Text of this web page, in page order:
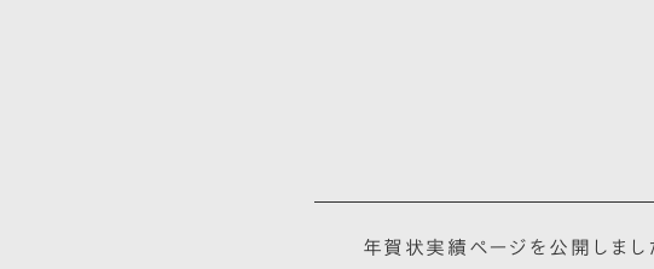
年賀状実績ページを公開しまし